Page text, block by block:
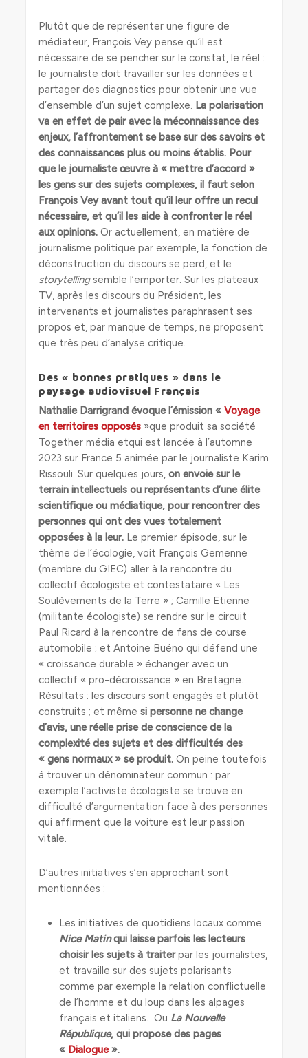
Plutôt que de représenter une figure de
médiateur, François Vey pense qu’il est
nécessaire de se pencher sur le constat, le réel :
le journaliste doit travailler sur les données et
partager des diagnostics pour obtenir une vue
d’ensemble d’un sujet complexe. La polarisation
va en effet de pair avec la méconnaissance des
enjeux, l’affrontement se base sur des savoirs et
des connaissances plus ou moins établis. Pour
que le journaliste œuvre à « mettre d’accord »
les gens sur des sujets complexes, il faut selon
François Vey avant tout qu’il leur offre un recul
nécessaire, et qu’il les aide à confronter le réel
aux opinions.Or actuellement, en matière de
journalisme politique par exemple, la fonction de
déconstruction du discours se perd, et le
storytellingsemble l’emporter. Sur les plateaux
TV, après les discours du Président, les
intervenants et journalistes paraphrasent ses
propos et, par manque de temps, ne proposent
que très peu d’analyse critique.
Des « bonnes pratiques » dans le
paysage audiovisuel Français
Nathalie Darrigrand évoque l’émission «Voyage
en territoires opposés »que produit sa société
Together média etqui est lancée à l’automne
2023 sur France 5 animée par le journaliste Karim
Rissouli. Sur quelques jours,on envoie sur le
terrain intellectuels ou représentants d’une élite
scientifique ou médiatique, pour rencontrer des
personnes qui ont des vues totalement
opposées à la leur. Le premier épisode, sur le
thème de l’écologie, voit François Gemenne
(membre du GIEC) aller à la rencontre du
collectif écologiste et contestataire « Les
Soulèvements de la Terre » ; Camille Etienne
(militante écologiste) se rendre sur le circuit
Paul Ricard à la rencontre de fans de course
automobile ; et Antoine Buéno qui défend une
« croissance durable » échanger avec un
collectif « pro-décroissance » en Bretagne.
Résultats : les discours sont engagés et plutôt
construits ; et même si personne ne change
d’avis, une réelle prise de conscience de la
complexité des sujets et des difficultés des
« gens normaux » se produit. On peine toutefois
à trouver un dénominateur commun : par
exemple l’activiste écologiste se trouve en
difficulté d’argumentation face à des personnes
qui affirment que la voiture est leur passion
vitale.
D’autres initiatives s’en approchant sont
mentionnées :
Les initiatives de quotidiens locaux comme
Nice Matinqui laisse parfois les lecteurs
choisir les sujets à traiterpar les journalistes,
et travaille sur des sujets polarisants
comme par exemple la relation conflictuelle
de l’homme et du loup dans les alpages
français et italiens. Ou La Nouvelle
République, qui propose des pages
« Dialogue ».